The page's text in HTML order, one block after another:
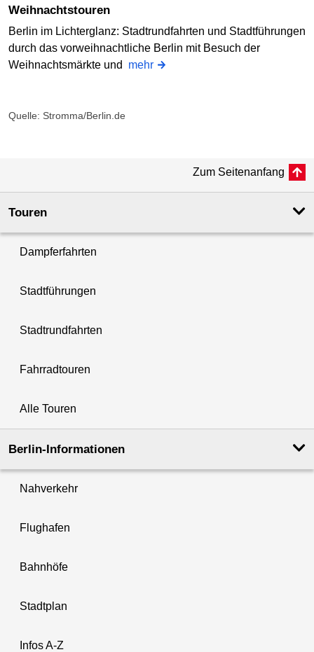
Weihnachtstouren
Berlin im Lichterglanz: Stadtrundfahrten und Stadtführungen
durch das vorweihnachtliche Berlin mit Besuch der
Weihnachtsmärkte und mehr
Quelle: Stromma/Berlin.de
Zum Seitenanfang
Touren
Dampferfahrten
Stadtführungen
Stadtrundfahrten
Fahrradtouren
Alle Touren
Berlin-Informationen
Nahverkehr
Flughafen
Bahnhöfe
Stadtplan
Infos A-Z